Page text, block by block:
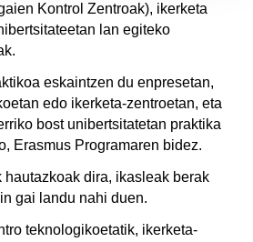
Kontrol Zentroak), ikerketa
lan egiteko
eskaintzen du enpresetan,
edo ikerketa-zentroetan, eta
bost unibertsitatetan praktika
Erasmus Programaren bidez.
hautazkoak dira, ikasleak berak
gai landu nahi duen.
teknologikoetatik, ikerketa-